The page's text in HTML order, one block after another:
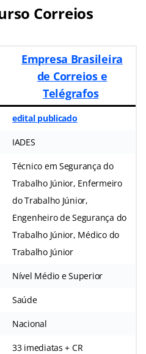
Correios
Empresa Brasileira
de Correios e
Telégrafos
edital publicado
IADES
Técnico em Segurança do
Trabalho Júnior, Enfermeiro
do Trabalho Júnior,
Engenheiro de Segurança do
Trabalho Júnior, Médico do
Trabalho Júnior
Nível Médio e Superior
Saúde
Nacional
33 imediatas + CR